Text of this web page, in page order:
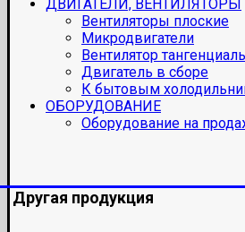
ДВИГАТЕЛИ, ВЕНТИЛЯТОРЫ
Вентиляторы плоские
Микродвигатели
Вентилятор
Двигатель в сборе
К бытовым
ОБОРУДОВАНИЕ
Оборудование на
Другая продукция